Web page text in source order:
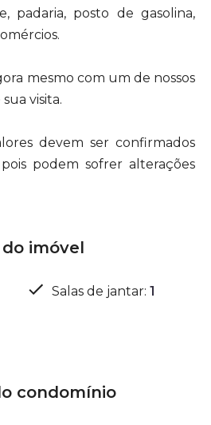
padaria, posto de gasolina,
mesmo com um de nossos
visita.
devem ser confirmados
podem sofrer alterações
imóvel
Salas de jantar: 1
condomínio